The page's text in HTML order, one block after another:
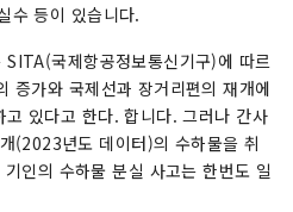
수 등이 있습니다.
국제항공정보통신기구)에 따르
증가와 국제선과 장거리편의 재개에
있다고 한다. 합니다. 그러나 간사
(2023년도 데이터)의 수하물을 취
인의 수하물 분실 사고는 한번도 일